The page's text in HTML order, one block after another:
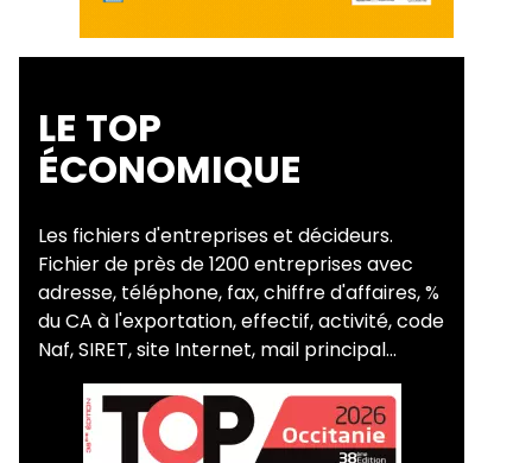
LE TOP
ÉCONOMIQUE
Les fichiers d'entreprises et décideurs.
Fichier de près de 1200 entreprises avec
adresse, téléphone, fax, chiffre d'affaires, %
du CA à l'exportation, effectif, activité, code
Naf, SIRET, site Internet, mail principal...